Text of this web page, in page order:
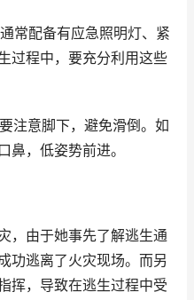
常配备有应急照明灯、紧
过程中，要充分利用这些
注意脚下，避免滑倒。如
鼻，低姿势前进。
，由于她事先了解逃生通
功逃离了火灾现场。而另
挥，导致在逃生过程中受